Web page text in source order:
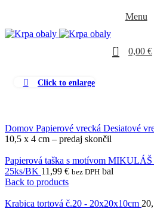
Menu
0 0,00 €
Click to enlarge
Domov Papierové vrecká Desiatové
10,5 x 4 cm – predaj skončil
Papierová taška s motívom MIKULÁŠ
25ks/BK 11,99 € bez DPH bal
Back to products
Krabica tortová č.20 - 20x20x10cm